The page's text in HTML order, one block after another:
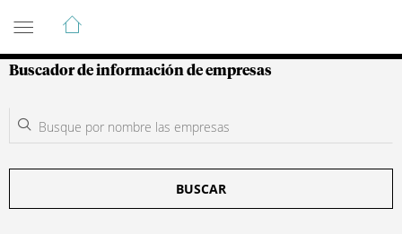
Guía de Empresas Colombianas
Buscador de información de empresas
BUSCAR